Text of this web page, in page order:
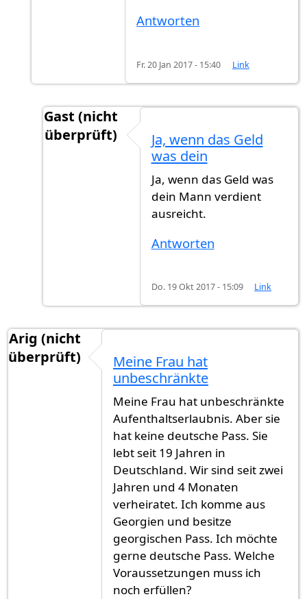
Antworten
Fr. 20 Jan 2017 - 15:40 Link
Gast (nicht
überprüft)
Ich erfülle eigentlich alle 8
Ja, wenn das Geld
was dein
Ja, wenn das Geld was
dein Mann verdient
ausreicht.
Antworten
Do. 19 Okt 2017 - 15:09 Link
Arig (nicht
überprüft)
Meine Frau hat
unbeschränkte
Meine Frau hat unbeschränkte
Aufenthaltserlaubnis. Aber sie
hat keine deutsche Pass. Sie
lebt seit 19 Jahren in
Deutschland. Wir sind seit zwei
Jahren und 4 Monaten
verheiratet. Ich komme aus
Georgien und besitze
georgischen Pass. Ich möchte
gerne deutsche Pass. Welche
Voraussetzungen muss ich
noch erfüllen?